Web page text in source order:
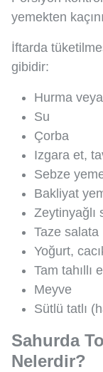
yemekten
İftarda
gibidir:
Hurma
Su
Çorba
Izgara et,
Sebze
Bakliyat
Zeytinyağlı
Taze salata
Yoğurt,
Tam tahıllı
Meyve
Sütlü tatlı
Sahurda
Nelerdir?